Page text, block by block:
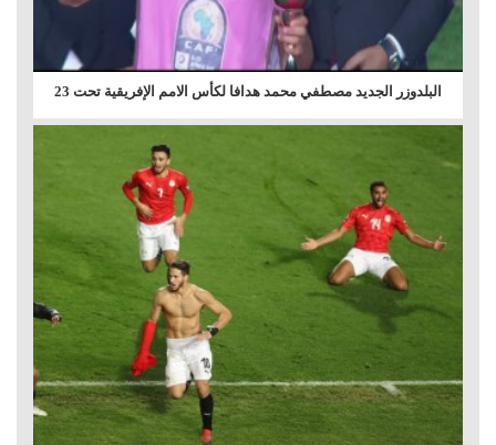
البلدوزر الجديد مصطفي محمد هدافا لكأس الامم الإفريقية تحت 23